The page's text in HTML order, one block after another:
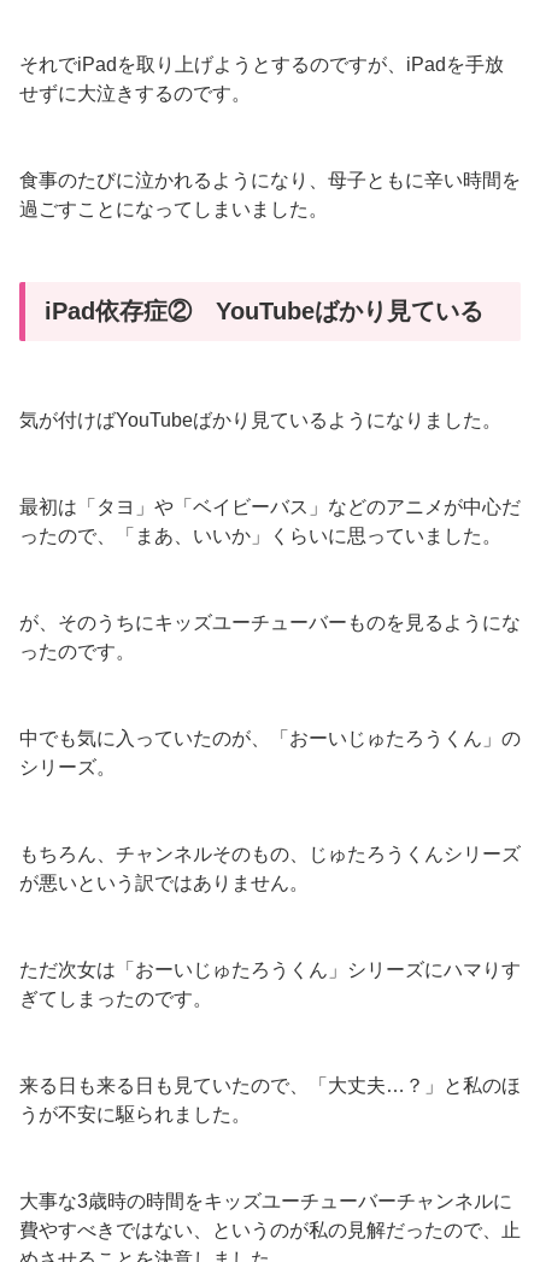
それでiPadを取り上げようとするのですが、iPadを手放
せずに大泣きするのです。
食事のたびに泣かれるようになり、母子ともに辛い時間を
過ごすことになってしまいました。
iPad依存症② YouTubeばかり見ている
気が付けばYouTubeばかり見ているようになりました。
最初は「タヨ」や「ベイビーバス」などのアニメが中心だ
ったので、「まあ、いいか」くらいに思っていました。
が、そのうちにキッズユーチューバーものを見るようにな
ったのです。
中でも気に入っていたのが、「おーいじゅたろうくん」の
シリーズ。
もちろん、チャンネルそのもの、じゅたろうくんシリーズ
が悪いという訳ではありません。
ただ次女は「おーいじゅたろうくん」シリーズにハマりす
ぎてしまったのです。
来る日も来る日も見ていたので、「大丈夫…？」と私のほ
うが不安に駆られました。
大事な3歳時の時間をキッズユーチューバーチャンネルに
費やすべきではない、というのが私の見解だったので、止